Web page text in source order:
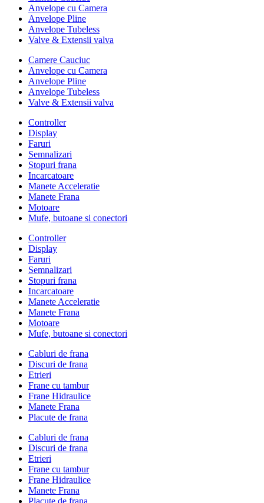
Anvelope cu Camera
Anvelope Pline
Anvelope Tubeless
Valve & Extensii valva
Camere Cauciuc
Anvelope cu Camera
Anvelope Pline
Anvelope Tubeless
Valve & Extensii valva
Controller
Display
Faruri
Semnalizari
Stopuri frana
Incarcatoare
Manete Acceleratie
Manete Frana
Motoare
Mufe, butoane si conectori
Controller
Display
Faruri
Semnalizari
Stopuri frana
Incarcatoare
Manete Acceleratie
Manete Frana
Motoare
Mufe, butoane si conectori
Cabluri de frana
Discuri de frana
Etrieri
Frane cu tambur
Frane Hidraulice
Manete Frana
Placute de frana
Cabluri de frana
Discuri de frana
Etrieri
Frane cu tambur
Frane Hidraulice
Manete Frana
Placute de frana